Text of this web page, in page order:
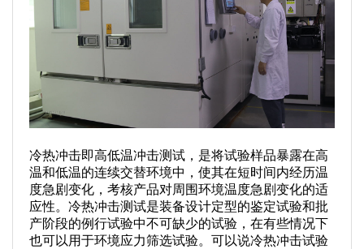
冷热冲击即高低温冲击测试，是将试验样品暴露在高
温和低温的连续交替环境中，使其在短时间内经历温
度急剧变化，考核产品对周围环境温度急剧变化的适
应性。冷热冲击测试是装备设计定型的鉴定试验和批
产阶段的例行试验中不可缺少的试验，在有些情况下
也可以用于环境应力筛选试验。可以说冷热冲击试验